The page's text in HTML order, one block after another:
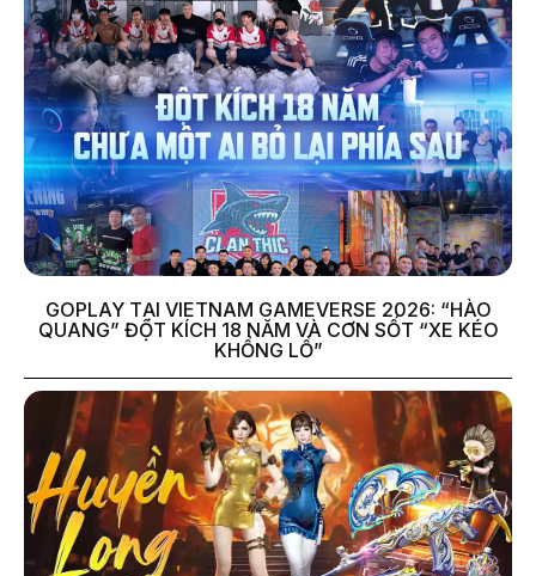
GOPLAY TẠI VIETNAM GAMEVERSE 2026: “HÀO
QUANG” ĐỘT KÍCH 18 NĂM VÀ CƠN SỐT “XE KÉO
KHỔNG LỒ”